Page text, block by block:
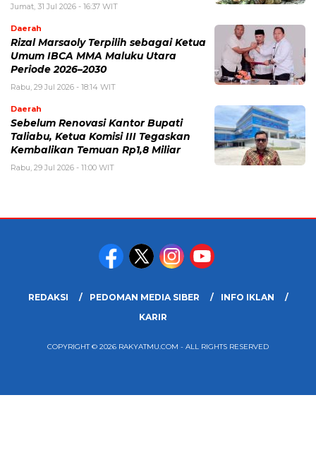
Jumat, 31 Jul 2026 - 16:37 WIT
Daerah
Rizal Marsaoly Terpilih sebagai Ketua
Umum IBCA MMA Maluku Utara
Periode 2026–2030
Rabu, 29 Jul 2026 - 18:14 WIT
Daerah
Sebelum Renovasi Kantor Bupati
Taliabu, Ketua Komisi III Tegaskan
Kembalikan Temuan Rp1,8 Miliar
Rabu, 29 Jul 2026 - 11:00 WIT
REDAKSI PEDOMAN MEDIA SIBER
INFO IKLAN
KARIR
COPYRIGHT © 2026 RAKYATMU.COM - ALL RIGHTS RESERVED